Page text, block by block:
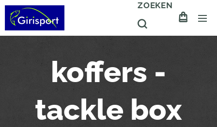
ZOEKEN
koffers -
tackle box